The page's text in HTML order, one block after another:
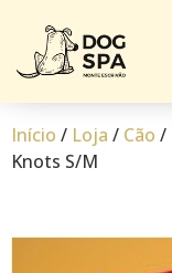
Início / Loja / Cão /
Knots S/M